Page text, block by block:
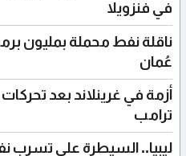
في فنزويلا
ناقلة نفط محملة بمليون
عُمان
أزمة في غرينلاند بعد
ترامب
ليبيا.. السيطرة على تسرب